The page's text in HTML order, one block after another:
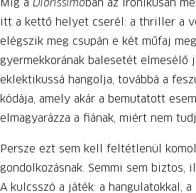
Míg a Diorissimó ban az ironikusan
itt a kettő helyet cserél: a thriller a
elégszik meg csupán e két műfaj
gyermekkorának balesetét
eklektikussá hangolja, továbbá a
kódája, amely akár a bemutatott
elmagyarázza a fiának, miért nem
Persze ezt sem kell feltétlenül
gondolkozásnak. Semmi sem biztos,
A kulcsszó a játék: a hangulatokkal,